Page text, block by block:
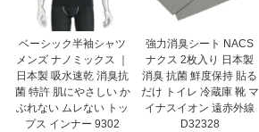
ベーシック半袖シャツ
メンズ ナノミックス ｜
日本製 吸水速乾 消臭抗
菌 特許 肌にやさしい か
ぶれない ムレない トッ
プス インナー 9302
強力消臭シート NACS
ナクス 2枚入り 日本製
消臭 抗菌 鮮度保持 貼る
だけ トイレ 冷蔵庫 靴 マ
イナスイオン 遠赤外線
D32328